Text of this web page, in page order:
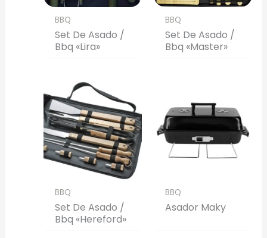
BBQ
Set De Asado /
Bbq «Lira»
BBQ
Set De Asado /
Bbq «Master»
BBQ
Set De Asado /
Bbq «Hereford»
BBQ
Asador Maky